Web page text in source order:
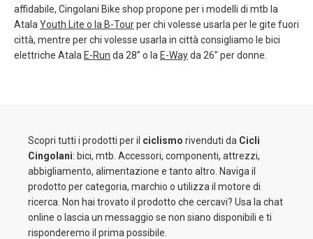
affidabile, Cingolani Bike shop propone per i modelli di mtb la
Atala Youth Lite o la B-Tourper chi volesse usarla per le gite fuori
città, mentre per chi volesse usarla in città consigliamo le bici
elettriche Atala E-Run da 28” o la E-Wayda 26” per donne.
Scopri tutti i prodotti per il ciclismo rivenduti da Cicli
Cingolani: bici, mtb. Accessori, componenti, attrezzi,
abbigliamento, alimentazione e tanto altro. Naviga il
prodotto per categoria, marchio o utilizza il motore di
ricerca. Non hai trovato il prodotto che cercavi? Usa la chat
online o lascia un messaggio se non siano disponibili e ti
risponderemo il prima possibile.